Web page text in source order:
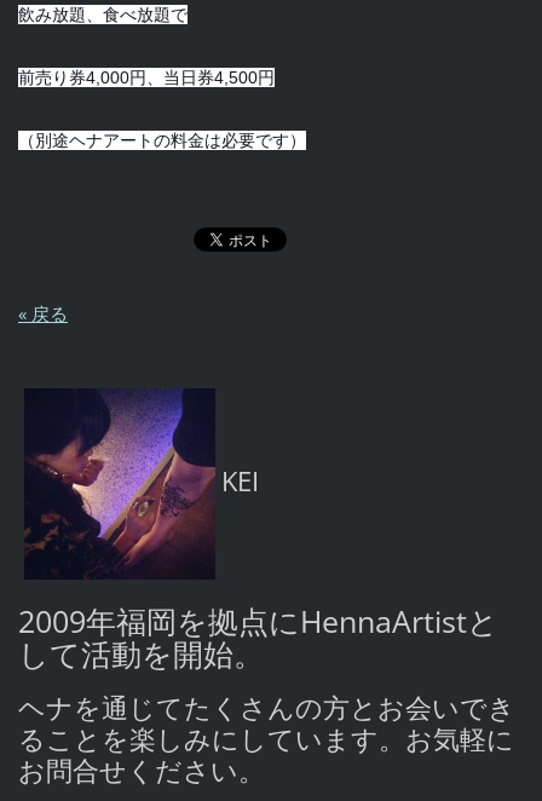
飲み放題、食べ放題で
前売り券4,000円、当日券4,500円
（別途ヘナアートの料金は必要です）
« 戻る
KEI
2009年福岡を拠点にHennaArtistと
して活動を開始。
ヘナを通じてたくさんの方とお会いでき
ることを楽しみにしています。お気軽に
お問合せください。